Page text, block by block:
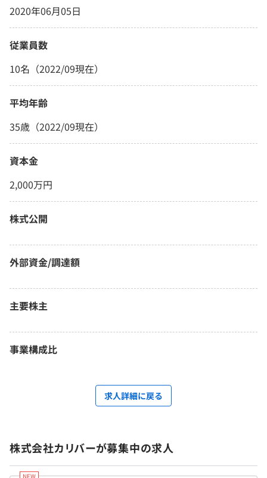
2020年06月05日
従業員数
10名（2022/09現在）
平均年齢
35歳（2022/09現在）
資本金
2,000万円
株式公開
外部資金/調達額
主要株主
事業構成比
求人詳細に戻る
株式会社カリバーが募集中の求人